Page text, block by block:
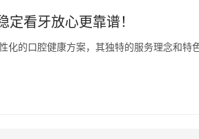
看牙放心更靠谱！
化的口腔健康方案，其独特的服务理念和特